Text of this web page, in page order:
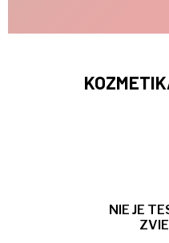
NIE JE